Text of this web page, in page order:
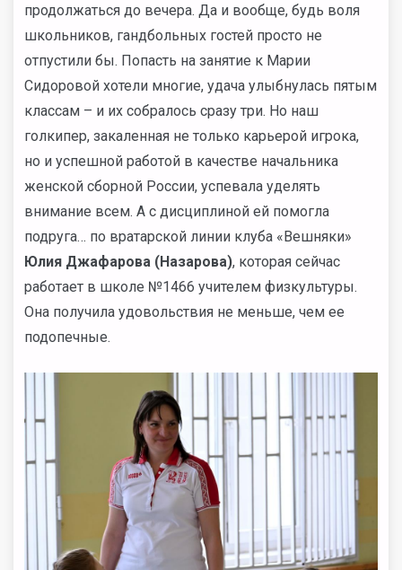
продолжаться до вечера. Да и вообще, будь воля
школьников, гандбольных гостей просто не
отпустили бы. Попасть на занятие к Марии
Сидоровой хотели многие, удача улыбнулась пятым
классам – и их собралось сразу три. Но наш
голкипер, закаленная не только карьерой игрока,
но и успешной работой в качестве начальника
женской сборной России, успевала уделять
внимание всем. А с дисциплиной ей помогла
подруга… по вратарской линии клуба «Вешняки»
Юлия Джафарова (Назарова), которая сейчас
работает в школе №1466 учителем физкультуры.
Она получила удовольствия не меньше, чем ее
подопечные.